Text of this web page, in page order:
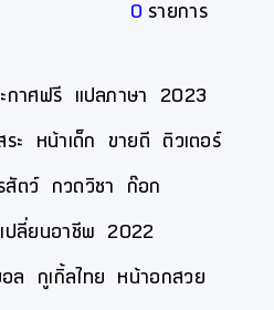
0 รายการ
กาศฟรี แปลภาษา 2023
ะ หน้าเด็ก ขายดี ติวเตอร์
สัตว์ กวดวิชา ก๊อก
เปลี่ยนอาชีพ 2022
ล กูเกิ้ลไทย หน้าอกสวย